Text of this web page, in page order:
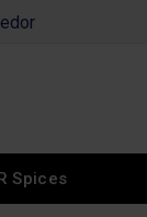
Spices